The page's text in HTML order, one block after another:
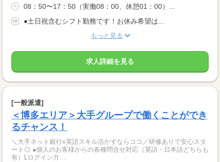
08：50〜17：50（実働08：00、休憩01：00）...
●土日祝含むシフト勤務です！お休み希望は...
もっと見る
求人詳細を見る
[一般派遣]
＜博多エリア＞大手グループで働くことができ
るチャンス！
＼大手ネット銀行x英語スキル活かすならココ／研修ありで安心スタ
ート◎ ●個人のお客様からの各種問合せ対応（英語・日本語どちらも
有）Lログイン方...